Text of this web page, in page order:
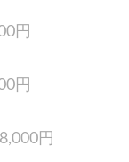
円
円
8,000円